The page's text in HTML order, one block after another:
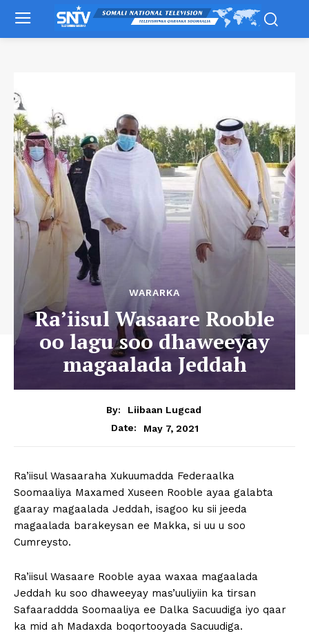
WARARKA
Ra’iisul Wasaare Rooble
oo lagu soo dhaweeyay
magaalada Jeddah
By:
Liibaan Lugcad
Date:
May 7, 2021
Ra’iisul Wasaaraha Xukuumadda Federaalka
Soomaaliya Maxamed Xuseen Rooble ayaa galabta
gaaray magaalada Jeddah, isagoo ku sii jeeda
magaalada barakeysan ee Makka, si uu u soo
Cumreysto.
Ra’iisul Wasaare Rooble ayaa waxaa magaalada
Jeddah ku soo dhaweeyay mas’uuliyiin ka tirsan
Safaaraddda Soomaaliya ee Dalka Sacuudiga iyo qaar
ka mid ah Madaxda boqortooyada Sacuudiga.